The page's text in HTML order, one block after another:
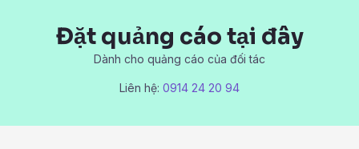
Đặt quảng cáo tại đây
Dành cho quảng cáo của đối tác
Liên hệ: 0914 24 20 94